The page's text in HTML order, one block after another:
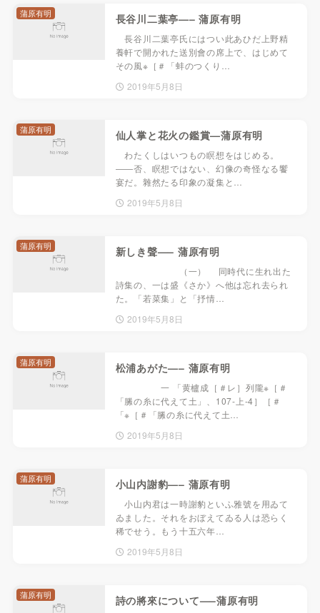
長谷川二葉亭—– 蒲原有明
長谷川二葉亭氏にはつい此あひだ上野精
養軒で開かれた送別會の席上で、はじめて
その風※［＃「蚌のつくり…
2019年5月8日
蒲原有明
仙人掌と花火の鑑賞—蒲原有明
わたくしはいつもの瞑想をはじめる。
――否、瞑想ではない、幻像の奇怪なる饗
宴だ。雜然たる印象の凝集と…
2019年5月8日
蒲原有明
新しき聲—– 蒲原有明
（一） 同時代に生れ出た
詩集の、一は盛《さか》へ他は忘れ去られ
た。「若菜集」と「抒情…
2019年5月8日
蒲原有明
松浦あがた—– 蒲原有明
一 「黄櫨成［＃レ］列隴※［＃
「縢の糸に代えて土」、107-上-4］［＃
「※［＃「縢の糸に代えて土…
2019年5月8日
蒲原有明
小山内謝豹—– 蒲原有明
小山内君は一時謝豹といふ雅號を用ゐて
ゐました。それをおぼえてゐる人は恐らく
稀でせう。もう十五六年…
2019年5月8日
蒲原有明
詩の將來について—–蒲原有明
蒲原有明